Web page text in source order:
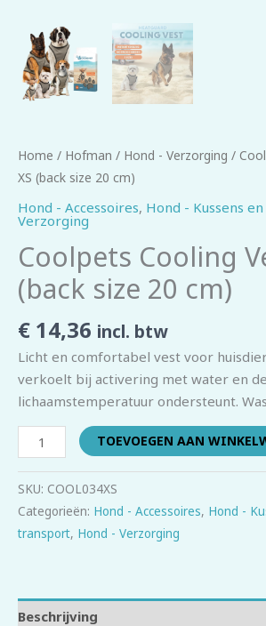
Home / Hofman / Hond - Verzorging /
XS (back size 20 cm)
Hond - Accessoires, Hond - Kussens
Verzorging
Coolpets Cooling
(back size 20 cm)
€ 14,36 incl. btw
Licht en comfortabel vest voor
verkoelt bij activering met water en de
lichaamstemperatuur ondersteunt.
TOEVOEGEN AAN
SKU: COOL034XS
Categorieën: Hond - Accessoires, Hond -
transport, Hond - Verzorging
Beschrijving